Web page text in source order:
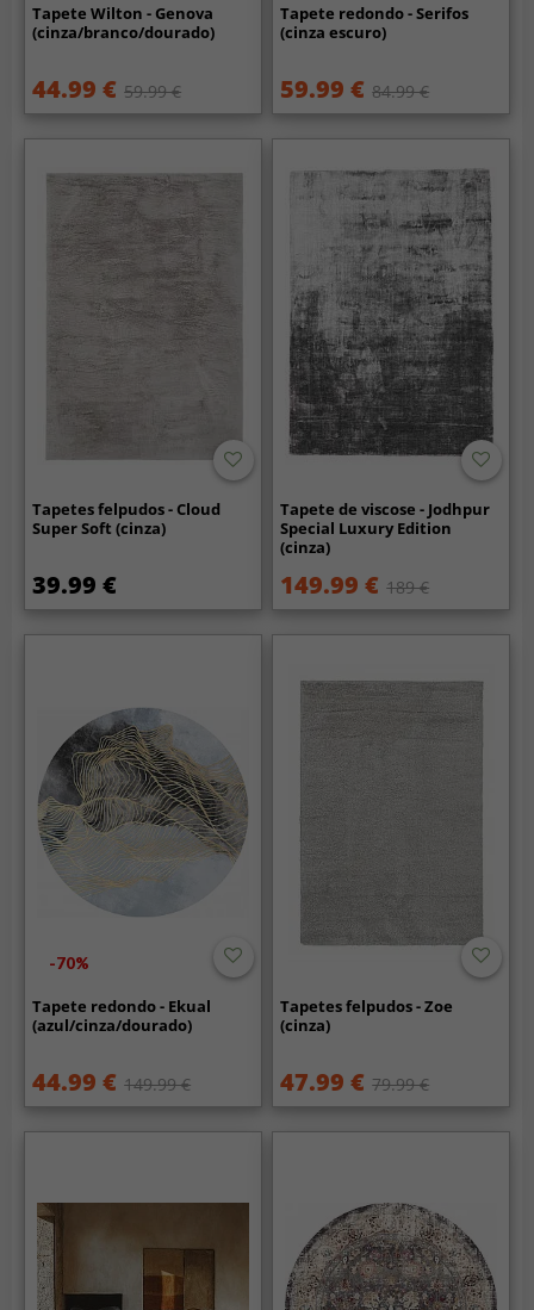
Tapete Wilton - Genova
(cinza/branco/dourado)
44.99 € 59.99 €
Tapete redondo - Serifos
(cinza escuro)
59.99 € 84.99 €
Tapetes felpudos - Cloud
Super Soft (cinza)
39.99 €
Tapete de viscose - Jodhpur
Special Luxury Edition
(cinza)
149.99 € 189 €
-70%
Tapete redondo - Ekual
(azul/cinza/dourado)
44.99 € 149.99 €
Tapetes felpudos - Zoe
(cinza)
47.99 € 79.99 €